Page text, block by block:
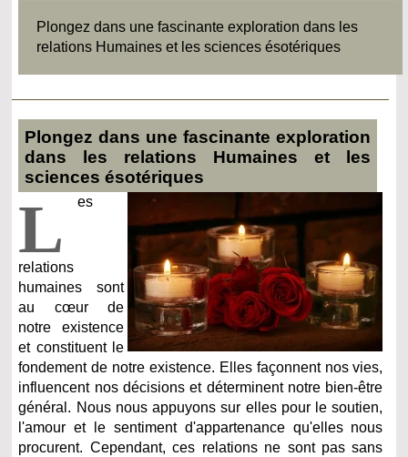
Plongez dans une fascinante exploration dans les
relations Humaines et les sciences ésotériques
Plongez dans une fascinante exploration
dans les relations Humaines et les
sciences ésotériques
L es
relations
humaines sont
au cœur de
notre existence
et constituent le
fondement de notre existence. Elles façonnent nos vies,
influencent nos décisions et déterminent notre bien-être
général. Nous nous appuyons sur elles pour le soutien,
l'amour et le sentiment d'appartenance qu'elles nous
procurent. Cependant, ces relations ne sont pas sans